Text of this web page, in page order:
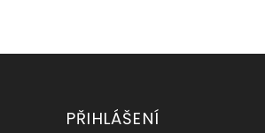
PŘIHLÁŠENÍ